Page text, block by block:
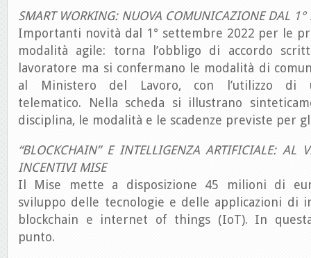
SMART WORKING: NUOVA COMUNICAZIONE DAL 1°
Importanti novità dal 1° settembre 2022 per le
modalità agile: torna l’obbligo di accordo
lavoratore ma si confermano le modalità di
al Ministero del Lavoro, con l’utilizzo di
telematico. Nella scheda si illustrano
disciplina, le modalità e le scadenze previste per
“BLOCKCHAIN” E INTELLIGENZA ARTIFICIALE: AL
INCENTIVI MISE
Il Mise mette a disposizione 45 milioni di
sviluppo delle tecnologie e delle applicazioni di
blockchain e internet of things (IoT). In
punto.